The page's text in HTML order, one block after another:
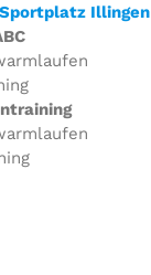
Illingen